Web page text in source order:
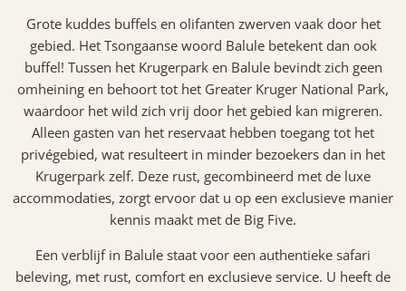
Grote kuddes buffels en olifanten zwerven vaak door het
gebied. Het Tsongaanse woord Balule betekent dan ook
buffel! Tussen het Krugerpark en Balule bevindt zich geen
omheining en behoort tot het Greater Kruger National Park,
waardoor het wild zich vrij door het gebied kan migreren.
Alleen gasten van het reservaat hebben toegang tot het
privégebied, wat resulteert in minder bezoekers dan in het
Krugerpark zelf. Deze rust, gecombineerd met de luxe
accommodaties, zorgt ervoor dat u op een exclusieve manier
kennis maakt met de Big Five.
Een verblijf in Balule staat voor een authentieke safari
beleving, met rust, comfort en exclusieve service. U heeft de